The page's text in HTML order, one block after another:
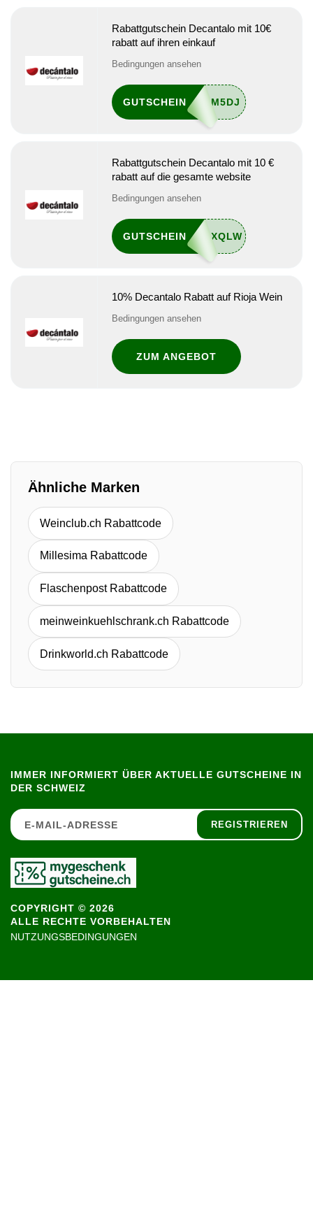
Rabattgutschein Decantalo mit 10€
rabatt auf ihren einkauf
Bedingungen ansehen
GUTSCHEIN
Rabattgutschein Decantalo mit 10 €
rabatt auf die gesamte website
Bedingungen ansehen
GUTSCHEIN
10% Decantalo Rabatt auf Rioja Wein
Bedingungen ansehen
ZUM ANGEBOT
Ähnliche Marken
Weinclub.ch Rabattcode
Millesima Rabattcode
Flaschenpost Rabattcode
meinweinkuehlschrank.ch Rabattcode
Drinkworld.ch Rabattcode
COPYRIGHT © 2026
ALLE RECHTE VORBEHALTEN
NUTZUNGSBEDINGUNGEN
IMMER INFORMIERT ÜBER AKTUELLE GUTSCHEINE IN
DER SCHWEIZ
REGISTRIEREN